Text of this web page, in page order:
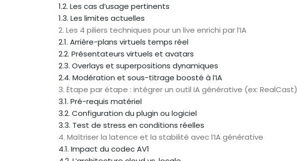
1.2. Les cas d’usage pertinents
1.3. Les limites actuelles
2. Les 4 piliers techniques pour un live enrichi par l’IA
2.1. Arrière-plans virtuels temps réel
2.2. Présentateurs virtuels et avatars
2.3. Overlays et superpositions dynamiques
2.4. Modération et sous-titrage boosté à l’IA
3. Étape par étape : intégrer un outil IA générative (ex:
3.1. Pré-requis matériel
3.2. Configuration du plugin ou logiciel
3.3. Test de stress en conditions réelles
4. Maîtriser la latence et la stabilité avec l’IA générative
4.1. Impact du codec AV1